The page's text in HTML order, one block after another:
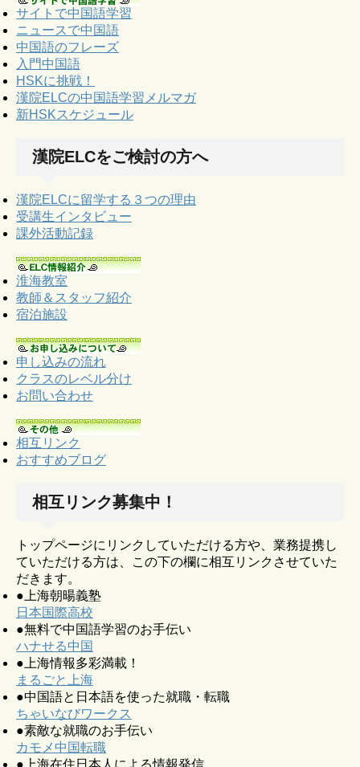
サイトで中国語学習
ニュースで中国語
中国語のフレーズ
入門中国語
HSKに挑戦！
漢院ELCの中国語学習メルマガ
新HSKスケジュール
漢院ELCをご検討の方へ
漢院ELCに留学する３つの理由
受講生インタビュー
課外活動記録
淮海教室
教師＆スタッフ紹介
宿泊施設
申し込みの流れ
クラスのレベル分け
お問い合わせ
相互リンク
おすすめブログ
相互リンク募集中！
トップページにリンクしていただける方や、業務提携し
ていただける方は、この下の欄に相互リンクさせていた
だきます。
●上海朝暘義塾
日本国際高校
●無料で中国語学習のお手伝い
ハナせる中国
●上海情報多彩満載！
まるごと上海
●中国語と日本語を使った就職・転職
ちゃいなびワークス
●素敵な就職のお手伝い
カモメ中国転職
●上海在住日本人による情報発信